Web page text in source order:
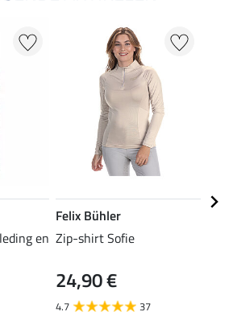
en
Felix Bühler
Zip-shirt Sofie
24,90 €
4.7 37